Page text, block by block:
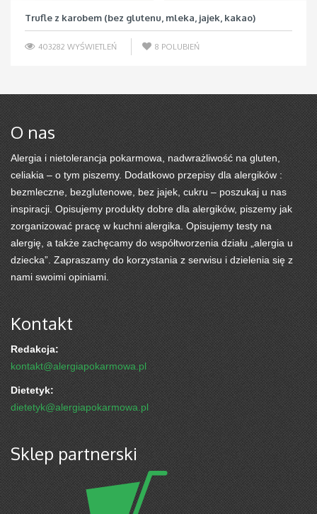
Trufle z karobem (bez glutenu, mleka, jajek, kakao)
403282 WYŚWIETLEŃ 8 POLUBIEŃ
O nas
Alergia i nietolerancja pokarmowa, nadwrażliwość na gluten,
celiakia – o tym piszemy. Dodatkowo przepisy dla alergików :
bezmleczne, bezglutenowe, bez jajek, cukru – poszukaj u nas
inspiracji. Opisujemy produkty dobre dla alergików, piszemy jak
zorganizować pracę w kuchni alergika. Opisujemy testy na
alergię, a także zachęcamy do współtworzenia działu „alergia u
dziecka”. Zapraszamy do korzystania z serwisu i dzielenia się z
nami swoimi opiniami.
Kontakt
Redakcja:
kontakt@alergiapokarmowa.pl
Dietetyk:
dietetyk@alergiapokarmowa.pl
Sklep partnerski